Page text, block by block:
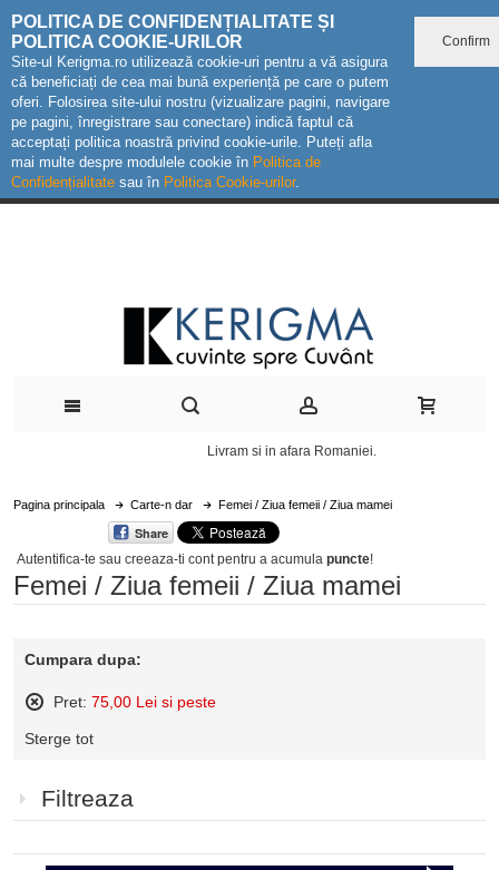
POLITICA DE CONFIDENȚIALITATE ȘI
POLITICA COOKIE-URILOR
Site-ul Kerigma.ro utilizează cookie-uri pentru a vă asigura
că beneficiați de cea mai bună experiență pe care o putem
oferi. Folosirea site-ului nostru (vizualizare pagini, navigare
pe pagini, înregistrare sau conectare) indică faptul că
acceptați politica noastră privind cookie-urile. Puteți afla
mai multe despre modulele cookie în Politica de
Confidențialitate sau în Politica Cookie-urilor.
Confirm
Livram si in afara Romaniei.
Pagina principala Carte-n dar Femei / Ziua femeii / Ziua mamei
Share
Autentifica-te sau creeaza-ti contpentru a acumula puncte!
Femei / Ziua femeii / Ziua mamei
Cumpara dupa:
Pret: 75,00 Lei si peste
acest
Sterge tot
Filtreaza